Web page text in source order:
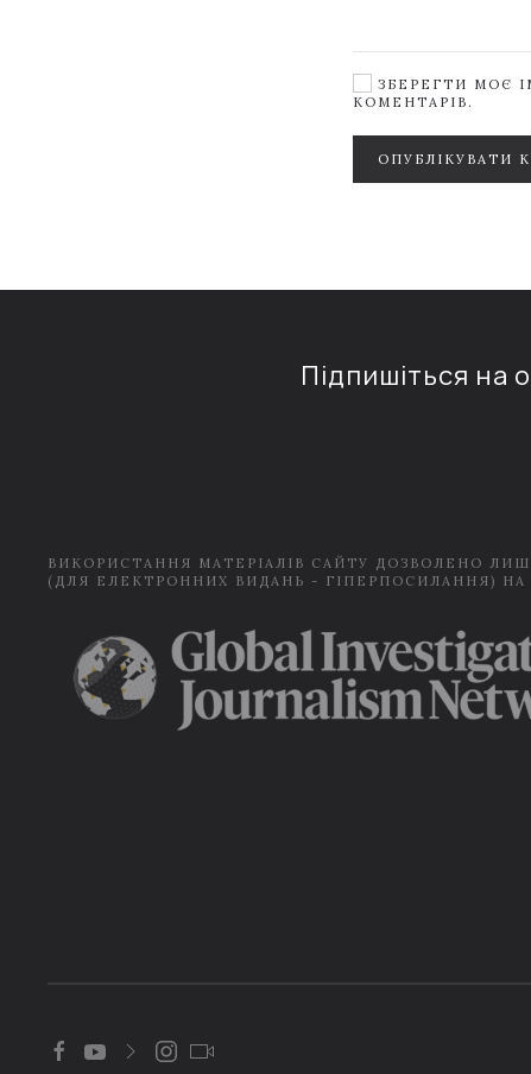
ЗБЕРЕГТИ МОЄ
КОМЕНТАРІВ.
ОПУБЛІКУВАТИ
Підпишіться на
ВИКОРИСТАННЯ МАТЕРІАЛІВ САЙТУ ДОЗВОЛЕНО
(ДЛЯ ЕЛЕКТРОННИХ ВИДАНЬ - ГІПЕРПОСИЛАННЯ) НА